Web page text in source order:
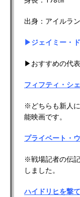
出身：アイルラ
▶ジェイミー・
▶おすすめの代
フィフティ・シ
※どちらも新人
能映画です。
プライベート・
※戦場記者の伝
しました。
ハイドリヒを撃